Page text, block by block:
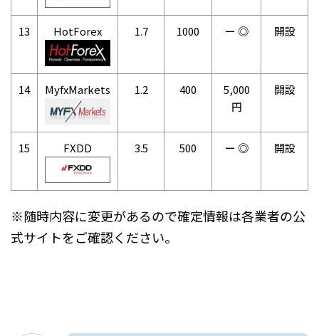
13 HotForex 1.7 1000 ー ◎ 開設
14 MyfxMarkets 1.2 400
5,000
円
開設
15 FXDD 3.5 500 ー ◎ 開設
※随時内容に変更があるので確定情報は各業者の公
式サイトをご確認ください。